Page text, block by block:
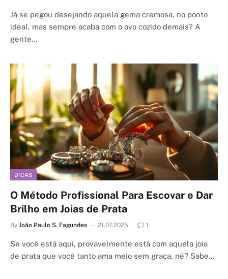
Já se pegou desejando aquela gema cremosa, no ponto
ideal, mas sempre acaba com o ovo cozido demais? A
gente…
DICAS
O Método Profissional Para Escovar e Dar
Brilho em Joias de Prata
By João Paulo S. Fagundes 21.07.2025 1
Se você está aqui, provavelmente está com aquela joia
de prata que você tanto ama meio sem graça, né? Sabe…